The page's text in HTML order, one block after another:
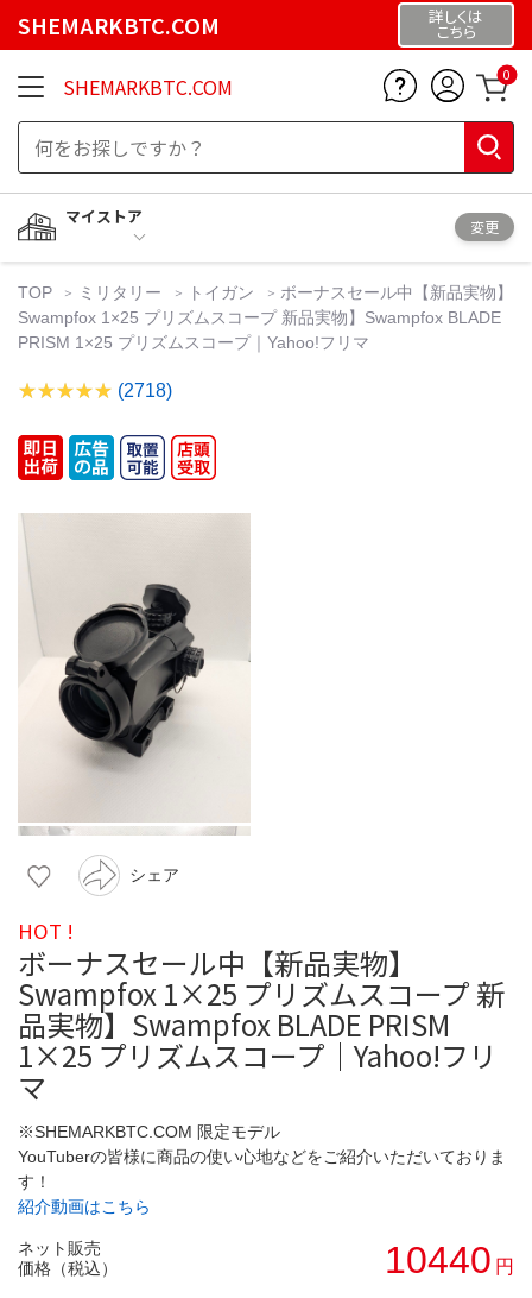
SHEMARKBTC.COM 詳しくは
こちら
SHEMARKBTC.COM 0
マイストア
変更
TOP ミリタリー トイガン
ボーナスセール中【新品実物】
Swampfox 1×25 プリズムスコープ 新品実物】Swampfox BLADE
PRISM 1×25 プリズムスコープ｜Yahoo!フリマ
(2718)
シェア
HOT !
ボーナスセール中【新品実物】
Swampfox 1×25 プリズムスコープ 新
品実物】Swampfox BLADE PRISM
1×25 プリズムスコープ｜Yahoo!フリ
マ
※SHEMARKBTC.COM 限定モデル
YouTuberの皆様に商品の使い心地などをご紹介いただいておりま
す！
紹介動画はこちら
ネット販売
価格（税込）
10440 円